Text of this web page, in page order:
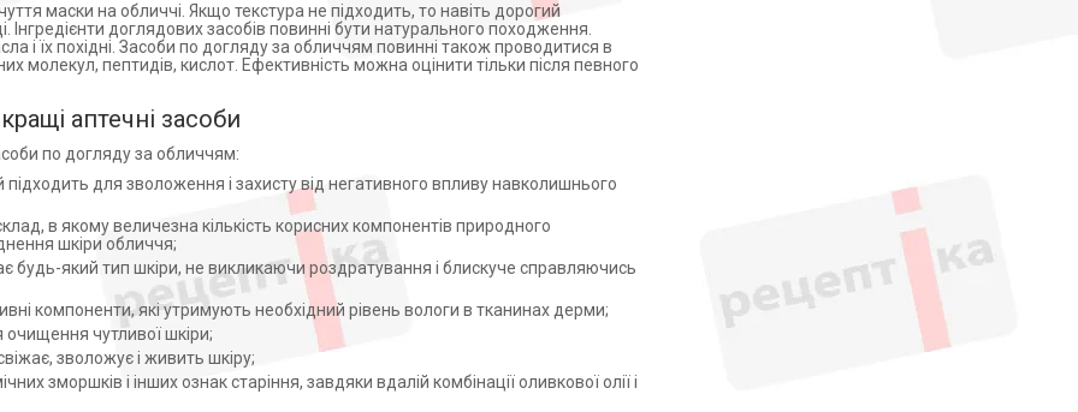
маски на обличчі. Якщо текстура не підходить, то навіть дорогий
доглядових засобів повинні бути натурального походження.
і їх похідні. Засоби по догляду за обличчям повинні також проводитися в
молекул, пептидів, кислот. Ефективність можна оцінити тільки після певного
аптечні засоби
по догляду за обличчям:
для зволоження і захисту від негативного впливу навколишнього
в якому величезна кількість корисних компонентів природного
шкіри обличчя;
який тип шкіри, не викликаючи роздратування і блискуче справляючись
компоненти, які утримують необхідний рівень вологи в тканинах дерми;
очищення чутливої шкіри;
зволожує і живить шкіру;
зморшків і інших ознак старіння, завдяки вдалій комбінації оливкової олії і